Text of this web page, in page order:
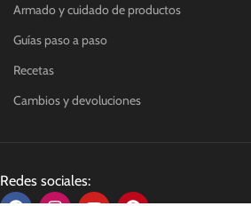
Armado y cuidado de productos
Guías paso a paso
Recetas
Cambios y devoluciones
Redes sociales: